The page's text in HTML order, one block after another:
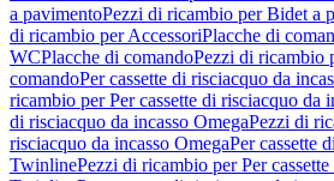
a pavimentoPezzi di ricambio per Bidet a
di ricambio per AccessoriPlacche di
WCPlacche di comandoPezzi di ricambio
comandoPer cassette di risciacquo da
ricambio per Per cassette di risciacquo da
di risciacquo da incasso OmegaPezzi di
risciacquo da incasso OmegaPer cassette
TwinlinePezzi di ricambio per Per